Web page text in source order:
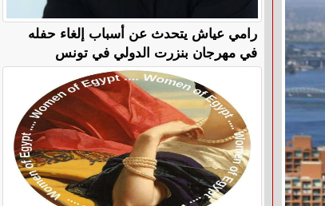
رامي عياش يتحدث عن أسباب إلغاء حفله
في مهرجان بنزرت الدولي في تونس